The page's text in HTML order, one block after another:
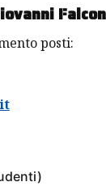
presentano le
unica,
nel rispetto
posta
le schede
posti: